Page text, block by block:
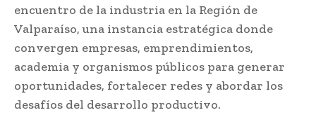
encuentro de la industria en la Región de
Valparaíso, una instancia estratégica donde
convergen empresas, emprendimientos,
academia y organismos públicos para generar
oportunidades, fortalecer redes y abordar los
desafíos del desarrollo productivo.